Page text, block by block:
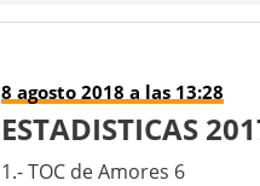
8 agosto 2018 a las 13:28
ESTADISTICAS
1.- TOC de Amores 6